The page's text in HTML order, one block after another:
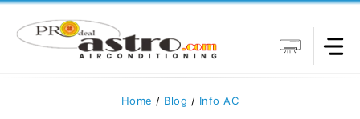
Home / Blog / Info AC